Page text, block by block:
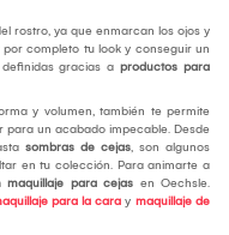
rostro, ya que enmarcan los ojos y
completo tu look y conseguir un
gracias a productos para
y volumen, también te permite
para un acabado impecable. Desde
sombras de cejas, son algunos
en tu colección. Para animarte a
maquillaje para cejas en Oechsle.
para la cara y maquillaje de